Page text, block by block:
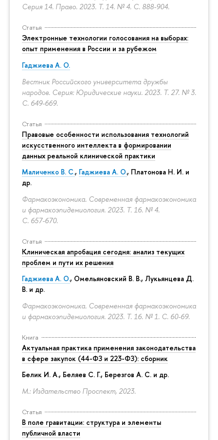
Серия 14. Право. 2023. Т. 14. № 4. С. 888-904.
Статья
Электронные технологии голосования на выборах:
опыт применения в России и за рубежом
Гаджиева А. О.
Вестник Российского университета дружбы
народов. Серия: Юридические науки. 2023. Т. 27. № 3.
С. 649-669.
Статья
Правовые особенности использования технологий
искусственного интеллекта в формировании
данных реальной клинической практики
Маличенко В. С., Гаджиева А. О., Платонова Н. И. и
др.
Фармакоэкономика. Современная фармакоэкономика
и фармакоэпидемиология. 2023. Т. 16. № 4.
С. 657-670.
Статья
Клиническая апробация сегодня: анализ текущих
проблем и пути их решения
Гаджиева А. О., Омельяновский В. В., Лукьянцева Д.
В. и др.
Фармакоэкономика. Современная фармакоэкономика
и фармакоэпидемиология. 2023. Т. 16. № 1. С. 60-69.
Книга
Актуальная практика применения законодательства
в сфере закупок (44-ФЗ и 223-ФЗ): сборник
Белик И. А., Беляев С. Г., Березгов А. С. и др.
М.: Издательство Проспект, 2023.
Статья
В поле гравитации: структура и элементы
публичной власти